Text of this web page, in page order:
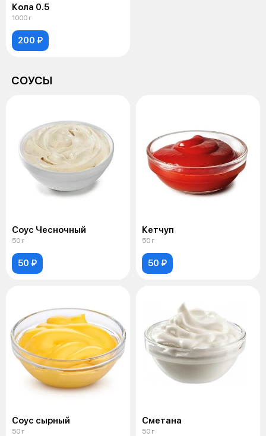
Кола 0.5
1000 г
200 ₽
СОУСЫ
Соус Чесночный
50 г
50 ₽
Кетчуп
50 г
50 ₽
Соус сырный
50 г
Сметана
50 г